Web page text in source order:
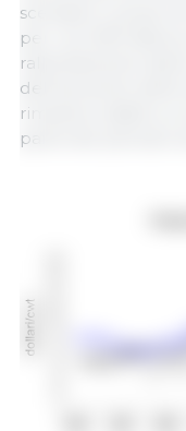
scendere i prezzi
per cwt (100
rallentamento
dell'aumento delle
rimanere stabili a
parte del periodo